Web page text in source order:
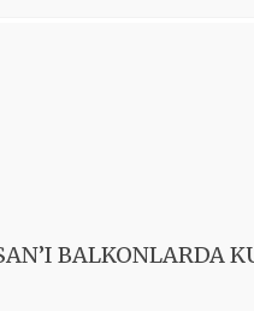
BALKONLARDA